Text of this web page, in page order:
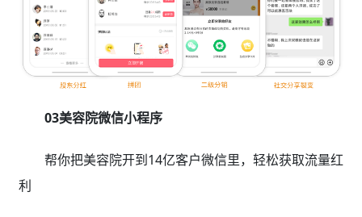
03美容院微信小程序
帮你把美容院开到14亿客户微信里，轻松获取流量红
利